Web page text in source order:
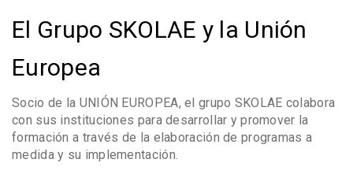
El Grupo SKOLAE y la Unión
Europea
Socio de la UNIÓN EUROPEA, el grupo SKOLAE colabora
con sus instituciones para desarrollar y promover la
formación a través de la elaboración de programas a
medida y su implementación.